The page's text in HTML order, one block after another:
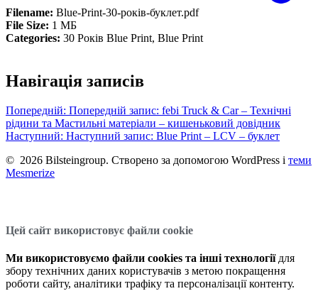
Filename: Blue-Print-30-років-буклет.pdf
File Size: 1 МБ
Categories: 30 Років Blue Print, Blue Print
Навігація записів
Попередній: Попередній запис: febi Truck & Car – Технічні
рідини та Мастильні матеріали – кишеньковий довідник
Наступний: Наступний запис: Blue Print – LCV – буклет
© 2026 Bilsteingroup. Створено за допомогою WordPress і теми
Mesmerize
Цей сайт використовує файли cookie
Ми використовуємо файли cookies та інші технологіїдля
збору технічних даних користувачів з метою покращення
роботи сайту, аналітики трафіку та персоналізації контенту.